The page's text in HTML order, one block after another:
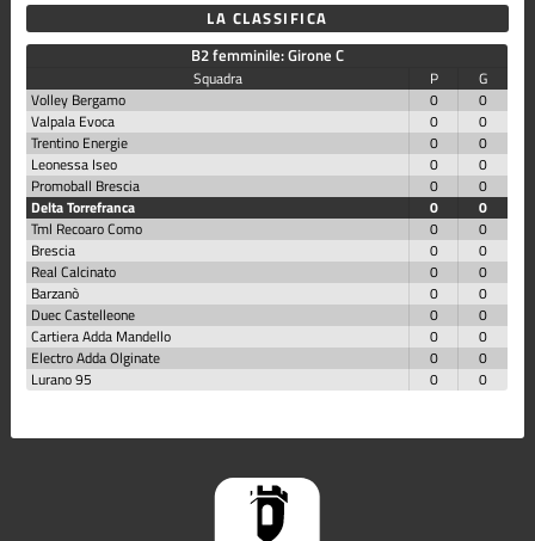
LA CLASSIFICA
B2 femminile: Girone C
Squadra P
G
Volley Bergamo
0
0
Valpala Evoca
0
0
Trentino Energie
0
0
Leonessa Iseo
0
0
Promoball Brescia
0
0
Delta Torrefranca
0
0
Tml Recoaro Como
0
0
Brescia
0
0
Real Calcinato
0
0
Barzanò
0
0
Duec Castelleone
0
0
Cartiera Adda Mandello
0
0
Electro Adda Olginate
0
0
Lurano 95
0 0